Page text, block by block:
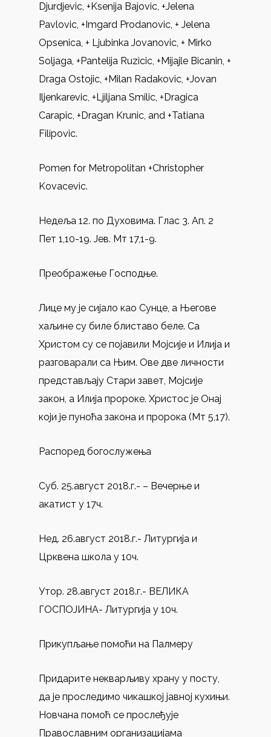
Djurdjevic, +Ksenija Bajovic, +Jelena
Pavlovic, +Imgard Prodanovic, + Jelena
Opsenica, + Ljubinka Jovanovic, + Mirko
Soljaga, +Pantelija Ruzicic, +Mijajle Bicanin, +
Draga Ostojic, +Milan Radakovic, +Jovan
Iljenkarevic, +Ljiljana Smilic, +Dragica
Carapic, +Dragan Krunic, and +Tatiana
Filipovic.
Pomen for Metropolitan +Christopher
Kovacevic.
Недеља 12. по Духовима. Глас 3. Ап. 2
Пет 1,10-19. Јев. Мт 17,1-9.
Преображење Господње.
Лице му је сијало као Сунце, а Његове
хаљине су биле блиставо беле. Са
Христом су се појавили Мојсије и Илија и
разговарали са Њим. Ове две личности
представљају Стари завет, Мојсије
закон, а Илија пророке. Христос је Онај
који је пуноћа закона и пророка (Мт 5,17).
Распоред богослужења
Суб. 25.август 2018.г.- – Вечерње и
акатист у 17ч.
Нед. 26.август 2018.г.- Литургија и
Црквена школа у 10ч.
Утор. 28.август 2018.г.- ВЕЛИКА
ГОСПОЈИНА- Литургија у 10ч.
Прикупљање помоћи на Палмеру
Придарите некварљиву храну у посту,
да је проследимо чикашкој јавној кухињи.
Новчана помоћ се прослеђује
Православним организацијама